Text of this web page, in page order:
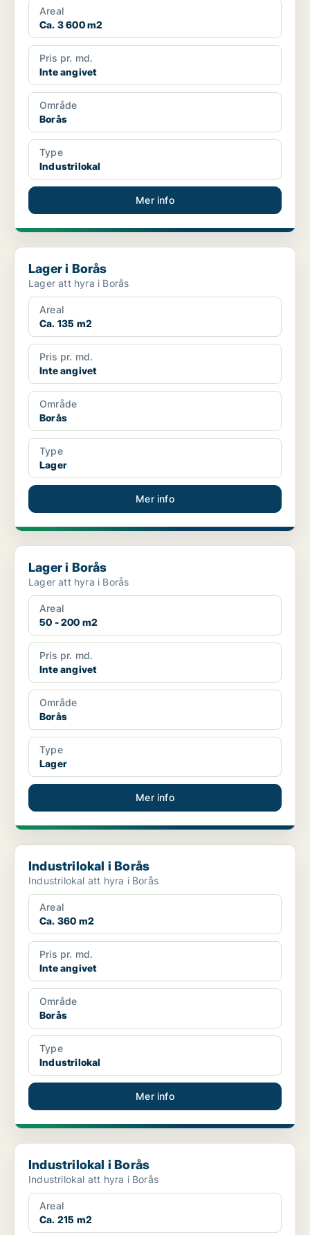
Areal
Ca. 3 600 m2
Pris pr. md.
Inte angivet
Område
Borås
Type
Industrilokal
Mer info
Lager i Borås
Lager i Borås
Lager att hyra i Borås
Areal
Ca. 135 m2
Pris pr. md.
Inte angivet
Område
Borås
Type
Lager
Mer info
Lager i Borås
Lager i Borås
Lager att hyra i Borås
Areal
50 - 200 m2
Pris pr. md.
Inte angivet
Område
Borås
Type
Lager
Mer info
Industrilokal i Borås
Industrilokal i Borås
Industrilokal att hyra i Borås
Areal
Ca. 360 m2
Pris pr. md.
Inte angivet
Område
Borås
Type
Industrilokal
Mer info
Industrilokal i Borås
Industrilokal i Borås
Industrilokal att hyra i Borås
Areal
Ca. 215 m2